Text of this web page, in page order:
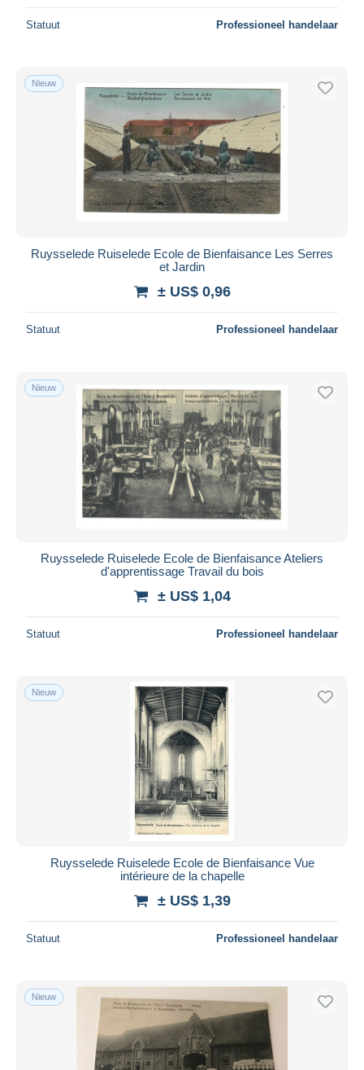
Statuut Professioneel handelaar
Nieuw
Ruysselede Ruiselede Ecole de Bienfaisance Les Serres
et Jardin
± US$ 0,96
Statuut Professioneel handelaar
Nieuw
Ruysselede Ruiselede Ecole de Bienfaisance Ateliers
d'apprentissage Travail du bois
± US$ 1,04
Statuut Professioneel handelaar
Nieuw
Ruysselede Ruiselede Ecole de Bienfaisance Vue
intérieure de la chapelle
± US$ 1,39
Statuut Professioneel handelaar
Nieuw